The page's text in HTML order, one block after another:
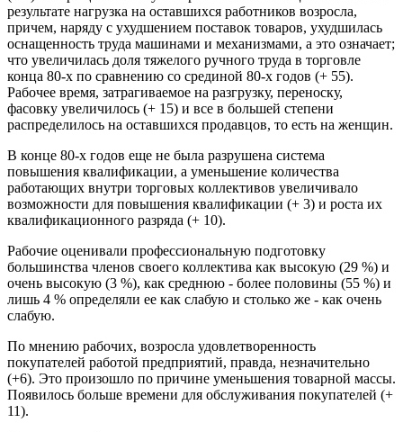
результате нагрузка на оставшихся работников возросла,
причем, наряду с ухудшением поставок товаров, ухудшилась
оснащенность труда машинами и механизмами, а это означает;
что увеличилась доля тяжелого ручного труда в торговле
конца 80-х по сравнению со срединой 80-х годов (+ 55).
Рабочее время, затрагиваемое на разгрузку, переноску,
фасовку увеличилось (+ 15) и все в большей степени
распределилось на оставшихся продавцов, то есть на женщин.
В конце 80-х годов еще не была разрушена система
повышения квалификации, а уменьшение количества
работающих внутри торговых коллективов увеличивало
возможности для повышения квалификации (+ 3) и роста их
квалификационного разряда (+ 10).
Рабочие оценивали профессиональную подготовку
большинства членов своего коллектива как высокую (29 %) и
очень высокую (3 %), как среднюю - более половины (55 %) и
лишь 4 % определяли ее как слабую и столько же - как очень
слабую.
По мнению рабочих, возросла удовлетворенность
покупателей работой предприятий, правда, незначительно
(+6). Это произошло по причине уменьшения товарной массы.
Появилось больше времени для обслуживания покупателей (+
11).